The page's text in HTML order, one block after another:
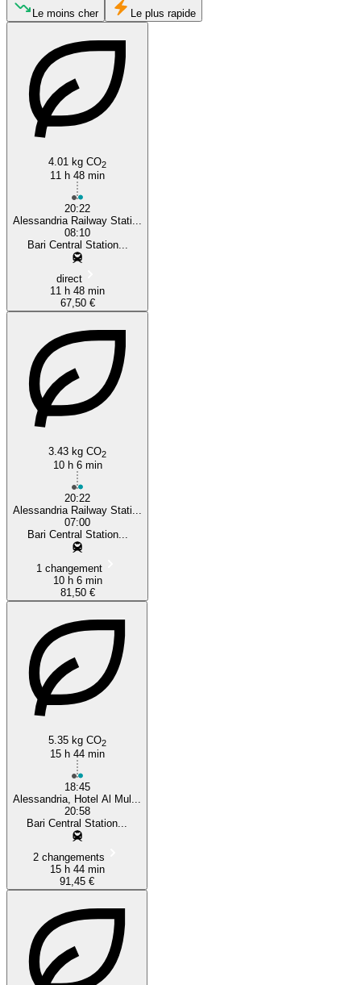
Alessandria
Le moins cher Le plus rapide
4.01 kg CO2
11 h 48 min
20:22
Alessandria Railway Stati...
08:10
Bari Central Station...
direct
11 h 48 min
67,50 €
3.43 kg CO2
10 h 6 min
20:22
Alessandria Railway Stati...
07:00
Bari Central Station...
1 changement
10 h 6 min
81,50 €
5.35 kg CO2
15 h 44 min
18:45
Alessandria, Hotel Al Mul...
20:58
Bari Central Station...
2 changements
15 h 44 min
91,45 €